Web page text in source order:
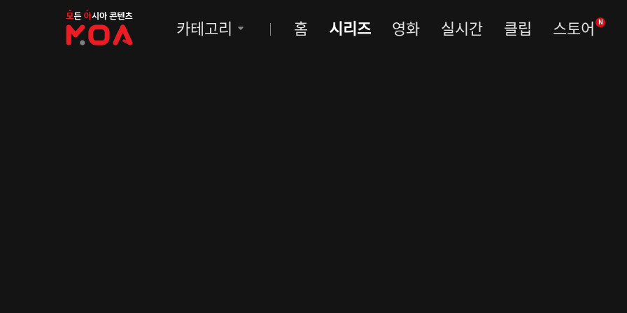
MOA
카테고리 홈 시리즈 영화 실시간 클립 스토어 N